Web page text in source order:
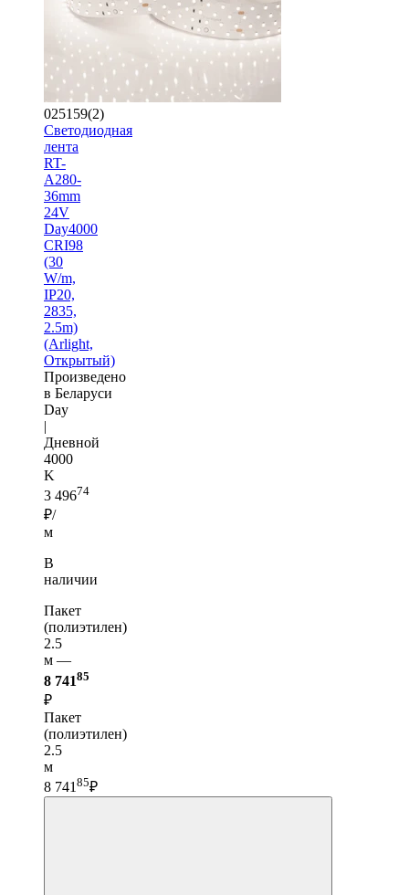
025159(2)
Светодиодная
лента
RT-
A280-
36mm
24V
Day4000
CRI98
(30
W/m,
IP20,
2835,
2.5m)
(Arlight,
Открытый)
Произведено
в Беларуси
Day
|
Дневной
4000
K
3 49674
₽/
м
В
наличии
Пакет
(полиэтилен)
2.5
м —
8 74185
₽
Пакет
(полиэтилен)
2.5
м
8 741 85₽